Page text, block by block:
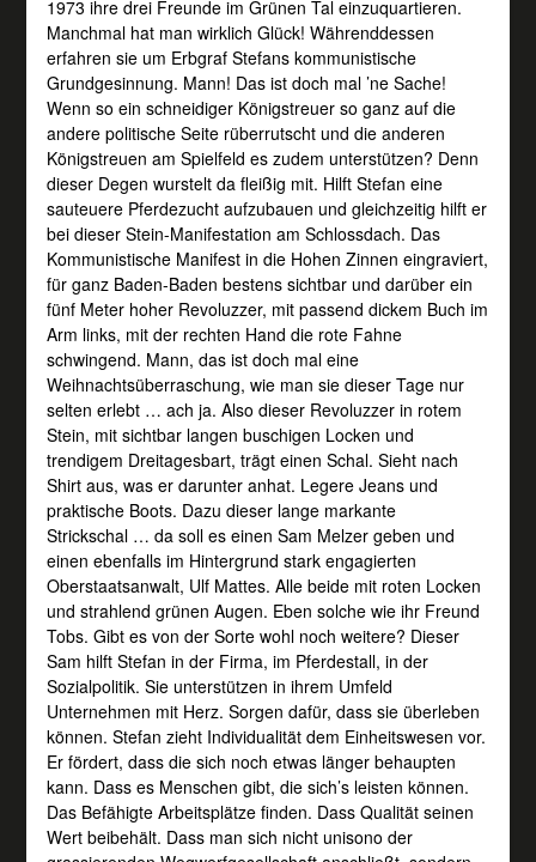
1973 ihre drei Freunde im Grünen Tal einzuquartieren.
Manchmal hat man wirklich Glück! Währenddessen
erfahren sie um Erbgraf Stefans kommunistische
Grundgesinnung. Mann! Das ist doch mal ’ne Sache!
Wenn so ein schneidiger Königstreuer so ganz auf die
andere politische Seite rüberrutscht und die anderen
Königstreuen am Spielfeld es zudem unterstützen? Denn
dieser Degen wurstelt da fleißig mit. Hilft Stefan eine
sauteuere Pferdezucht aufzubauen und gleichzeitig hilft er
bei dieser Stein-Manifestation am Schlossdach. Das
Kommunistische Manifest in die Hohen Zinnen eingraviert,
für ganz Baden-Baden bestens sichtbar und darüber ein
fünf Meter hoher Revoluzzer, mit passend dickem Buch im
Arm links, mit der rechten Hand die rote Fahne
schwingend. Mann, das ist doch mal eine
Weihnachtsüberraschung, wie man sie dieser Tage nur
selten erlebt … ach ja. Also dieser Revoluzzer in rotem
Stein, mit sichtbar langen buschigen Locken und
trendigem Dreitagesbart, trägt einen Schal. Sieht nach
Shirt aus, was er darunter anhat. Legere Jeans und
praktische Boots. Dazu dieser lange markante
Strickschal … da soll es einen Sam Melzer geben und
einen ebenfalls im Hintergrund stark engagierten
Oberstaatsanwalt, Ulf Mattes. Alle beide mit roten Locken
und strahlend grünen Augen. Eben solche wie ihr Freund
Tobs. Gibt es von der Sorte wohl noch weitere? Dieser
Sam hilft Stefan in der Firma, im Pferdestall, in der
Sozialpolitik. Sie unterstützen in ihrem Umfeld
Unternehmen mit Herz. Sorgen dafür, dass sie überleben
können. Stefan zieht Individualität dem Einheitswesen vor.
Er fördert, dass die sich noch etwas länger behaupten
kann. Dass es Menschen gibt, die sich’s leisten können.
Das Befähigte Arbeitsplätze finden. Dass Qualität seinen
Wert beibehält. Dass man sich nicht unisono der